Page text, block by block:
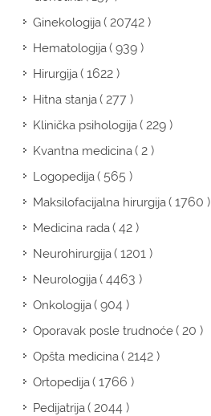
Ginekologija( 20742 )
Hematologija( 939 )
Hirurgija( 1622 )
Hitna stanja( 277 )
Klinička psihologija( 229 )
Kvantna medicina( 2 )
Logopedija( 565 )
Maksilofacijalna hirurgija( 1760 )
Medicina rada( 42 )
Neurohirurgija( 1201 )
Neurologija( 4463 )
Onkologija( 904 )
Oporavak posle trudnoće( 20 )
Opšta medicina( 2142 )
Ortopedija( 1766 )
Pedijatrija( 2044 )